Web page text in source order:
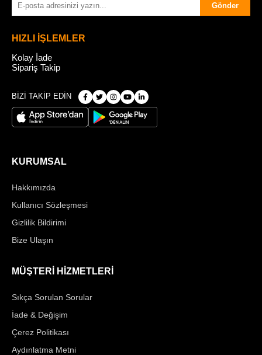
Gönder
HIZLI İŞLEMLER
Kolay İade
Sipariş Takip
BİZİ TAKİP EDİN
KURUMSAL
Hakkımızda
Kullanıcı Sözleşmesi
Gizlilik Bildirimi
Bize Ulaşın
MÜŞTERİ HİZMETLERİ
Sıkça Sorulan Sorular
İade & Değişim
Çerez Politikası
Aydınlatma Metni